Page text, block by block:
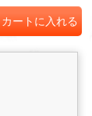
カートに入れる